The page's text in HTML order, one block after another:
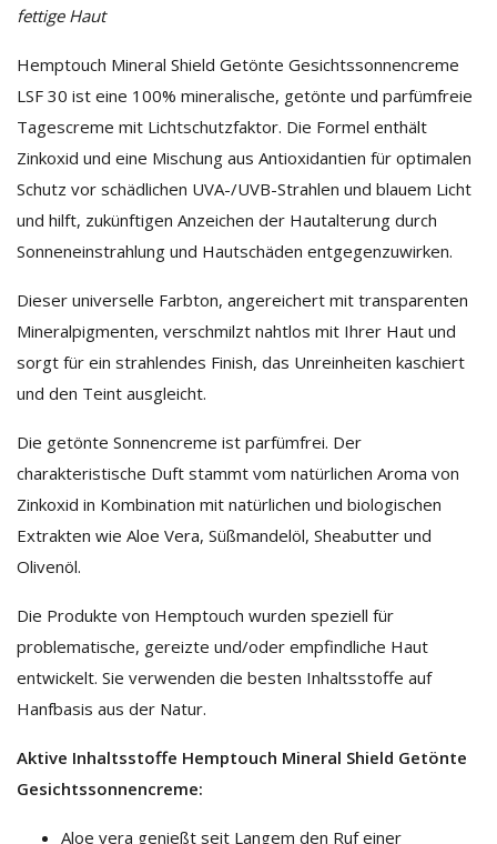
fettige Haut
Hemptouch Mineral Shield Getönte Gesichtssonnencreme
LSF 30 ist eine 100% mineralische, getönte und parfümfreie
Tagescreme mit Lichtschutzfaktor. Die Formel enthält
Zinkoxid und eine Mischung aus Antioxidantien für optimalen
Schutz vor schädlichen UVA-/UVB-Strahlen und blauem Licht
und hilft, zukünftigen Anzeichen der Hautalterung durch
Sonneneinstrahlung und Hautschäden entgegenzuwirken.
Dieser universelle Farbton, angereichert mit transparenten
Mineralpigmenten, verschmilzt nahtlos mit Ihrer Haut und
sorgt für ein strahlendes Finish, das Unreinheiten kaschiert
und den Teint ausgleicht.
Die getönte Sonnencreme ist parfümfrei. Der
charakteristische Duft stammt vom natürlichen Aroma von
Zinkoxid in Kombination mit natürlichen und biologischen
Extrakten wie Aloe Vera, Süßmandelöl, Sheabutter und
Olivenöl.
Die Produkte von Hemptouch wurden speziell für
problematische, gereizte und/oder empfindliche Haut
entwickelt. Sie verwenden die besten Inhaltsstoffe auf
Hanfbasis aus der Natur.
Aktive Inhaltsstoffe Hemptouch Mineral Shield Getönte
Gesichtssonnencreme:
Aloe vera genießt seit Langem den Ruf einer